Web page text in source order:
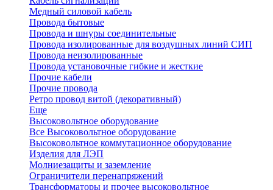
Медный силовой кабель
Провода бытовые
Провода и шнуры соединительные
Провода изолированные для воздушных линий СИП
Провода неизолированные
Провода установочные гибкие и жесткие
Прочие кабели
Прочие провода
Ретро провод витой (декоративный)
Еще
Высоковольтное оборудование
Все Высоковольтное оборудование
Высоковольтное коммутационное оборудование
Изделия для ЛЭП
Молниезащиты и заземление
Ограничители перенапряжений
Трансформаторы и прочее высоковольтное